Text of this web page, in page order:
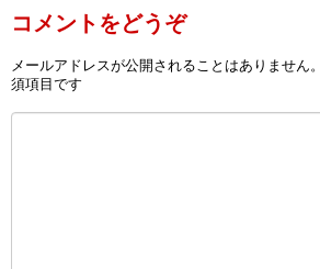
コメントをどうぞ
メールアドレスが公開されることはありません。
須項目です